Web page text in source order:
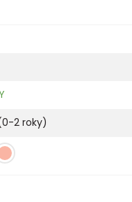
2 roky)